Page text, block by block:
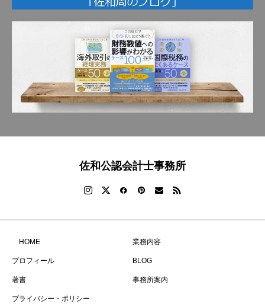
佐和公認会計士事務所
HOME 業務内容
プロフィール BLOG
著書 事務所案内
プライバシー・ポリシー